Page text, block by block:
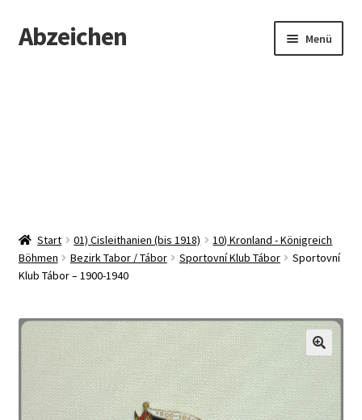
Zur
Navigation
Zum
Inhalt
Abzeichen Menü
Start 01) Cisleithanien (bis 1918)
10) Kronland - Königreich
Böhmen
Bezirk Tabor / Tábor Sportovní Klub Tábor
Sportovní
Klub Tábor – 1900-1940